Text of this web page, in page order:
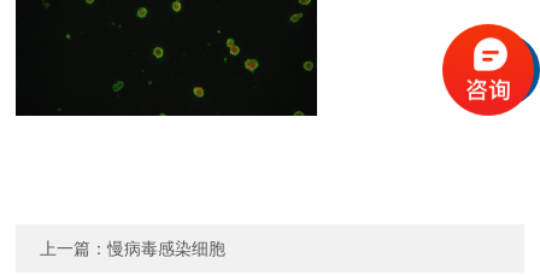
上一篇：慢病毒感染细胞